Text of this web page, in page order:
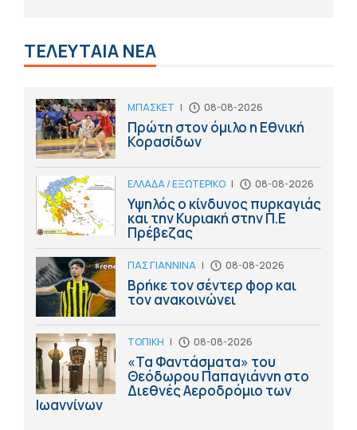
ΤΕΛΕΥΤΑΙΑ ΝΕΑ
ΜΠΑΣΚΕΤ | 08-08-2026
Πρώτη στον όμιλο η Εθνική
Κορασίδων
ΕΛΛΑΔΑ / ΕΞΩΤΕΡΙΚΟ | 08-08-2026
Υψηλός ο κίνδυνος πυρκαγιάς
και την Κυριακή στην Π.Ε
Πρέβεζας
ΠΑΣ ΓΙΑΝΝΙΝΑ | 08-08-2026
Βρήκε τον σέντερ φορ και
τον ανακοινώνει
ΤΟΠΙΚΗ | 08-08-2026
«Τα Φαντάσματα» του
Θεόδωρου Παπαγιάννη στο
Διεθνές Αεροδρόμιο των
Ιωαννίνων